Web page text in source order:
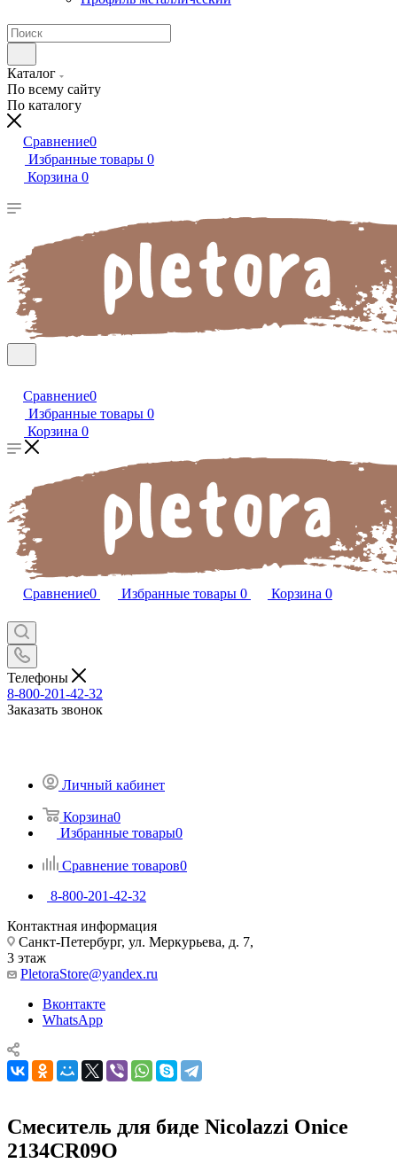
Каталог
По всему сайту
По каталогу
Сравнение0
Избранные товары 0
Корзина 0
Сравнение0
Избранные товары 0
Корзина 0
Сравнение0 Избранные товары 0 Корзина 0
Телефоны
8-800-201-42-32
Заказать звонок
Личный кабинет
Корзина0
Избранные товары0
Сравнение товаров0
8-800-201-42-32
Контактная информация
Санкт-Петербург, ул. Меркурьева, д. 7,
3 этаж
PletoraStore@yandex.ru
Вконтакте
WhatsApp
Смеситель для биде Nicolazzi Onice
2134CR09O